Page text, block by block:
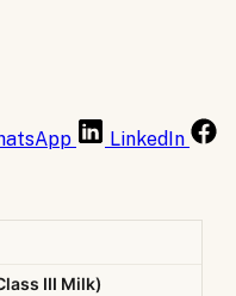
LinkedIn
III Milk)